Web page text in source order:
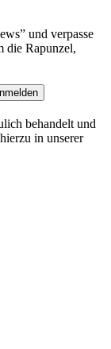
und verpasse
die Rapunzel,
behandelt und
in unserer